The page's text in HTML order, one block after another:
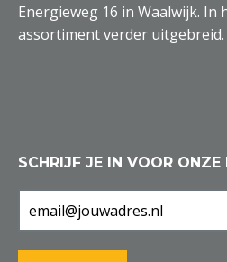
Energieweg 16 in Waalwijk. In
assortiment verder uitgebreid.
SCHRIJF JE IN VOOR ONZE